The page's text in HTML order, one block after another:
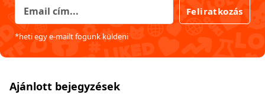
Feliratkozás
*heti egy e-mailt fogunk küldeni
Ajánlott bejegyzések